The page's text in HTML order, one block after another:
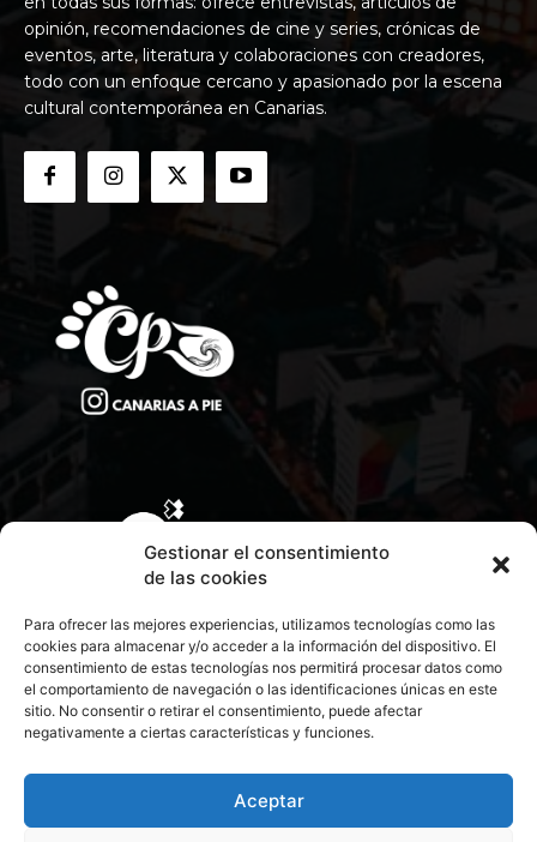
Gestionar el consentimiento
de las cookies
Para ofrecer las mejores experiencias, utilizamos tecnologías como las
cookies para almacenar y/o acceder a la información del dispositivo. El
consentimiento de estas tecnologías nos permitirá procesar datos como
el comportamiento de navegación o las identificaciones únicas en este
sitio. No consentir o retirar el consentimiento, puede afectar
negativamente a ciertas características y funciones.
Aceptar
opinión, recomendaciones de cine y series, crónicas de
eventos, arte, literatura y colaboraciones con creadores,
todo con un enfoque cercano y apasionado por la escena
cultural contemporánea en Canarias.
CONTACTA CON NOSOTROS